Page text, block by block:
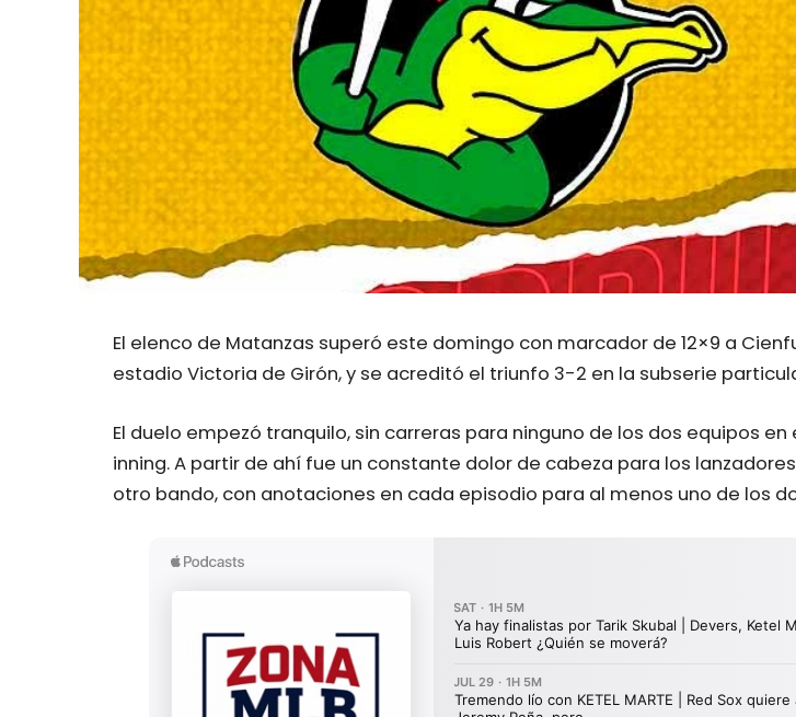
El elenco de Matanzas superó este domingo con marcador de 12×9 a
estadio Victoria de Girón, y se acreditó el triunfo 3-2 en la subserie
El duelo empezó tranquilo, sin carreras para ninguno de los dos equipos en
inning. A partir de ahí fue un constante dolor de cabeza para los
otro bando, con anotaciones en cada episodio para al menos uno de los